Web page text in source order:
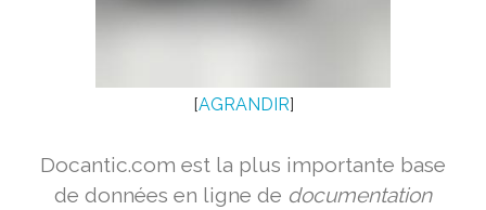
[AGRANDIR]
Docantic.com est la plus importante base
de données en ligne de documentation